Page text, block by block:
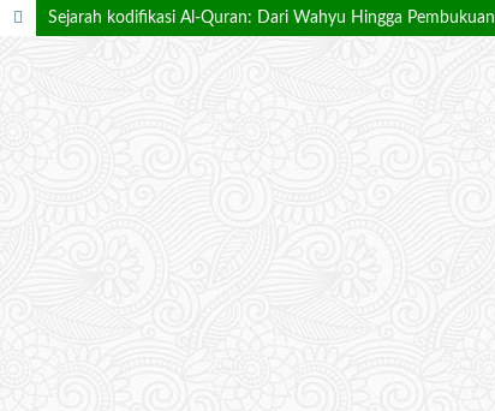
Sejarah kodifikasi Al-Quran: Dari Wahyu Hingga Pembukuan